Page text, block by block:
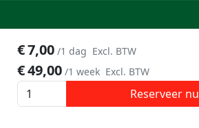
€7,00 /1 dag Excl. BTW
€49,00 /1 week Excl. BTW
Reserveer nu